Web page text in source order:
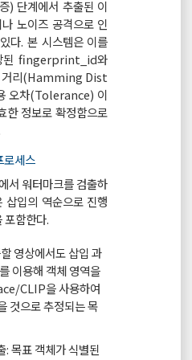
) 단계에서 추출된 이
노이즈 공격으로 인
다. 본 시스템은 이를
된 fingerprint_id와
거리(Hamming Dist
오차(Tolerance) 이
한 정보로 확정함으로
로세스
서 워터마크를 검출하
삽입의 역순으로 진행
포함한다.
영상에서도 삽입 과
이용해 객체 영역을
CLIP을 사용하여
것으로 추정되는 목
: 목표 객체가 식별된